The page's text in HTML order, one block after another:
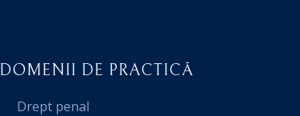
DOMENII DE PRACTICĂ
Drept penal